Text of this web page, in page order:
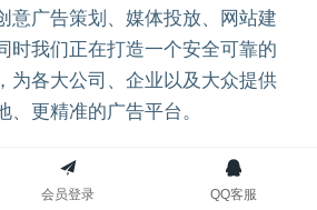
意广告策划、媒体投放、网站建
时我们正在打造一个安全可靠的
为各大公司、企业以及大众提供
更精准的广告平台。
会员登录 QQ客服